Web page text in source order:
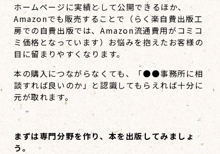
ホームページに実績として公開できるほか、
Amazonでも販売することで（らく楽自費出版工
房での自費出版では、Amazon流通費用がコミコ
ミ価格となっています）お悩みを抱えたお客様の
目に留まりやすくなります。
本の購入につながらなくても、「●●事務所に相
談すれば良いのか」と認識してもらえれば十分に
元が取れます。
まずは専門分野を作り、本を出版してみましょ
う。